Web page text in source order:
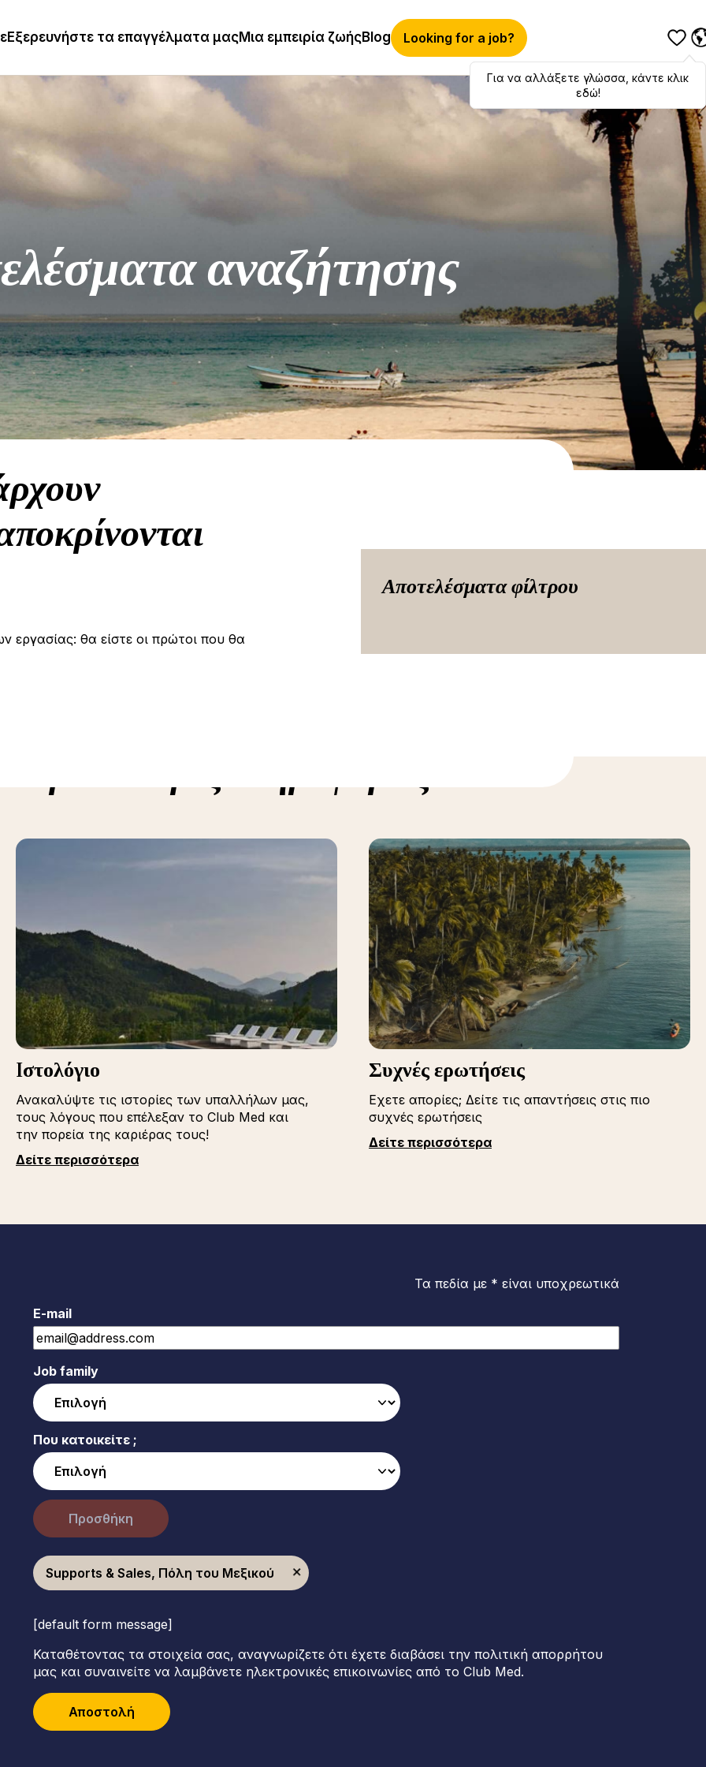
Εξερευνήστε τα επαγγέλματα μαςΜια εμπειρία ζωήςBlog Looking for a job?
Hola,bonjour ,ciao! To switch
languages, click here!
Για να αλλάξετε γλώσσα, κάντε κλικ
εδώ!
αναζήτησης
εργασίας: θα είστε οι πρώτοι που θα
Αποτελέσματα φίλτρου
περισσότερες πληροφορίες
Iστολόγιο
Ανακαλύψτε τις ιστορίες των υπαλλήλων μας,
τους λόγους που επέλεξαν το Club Med και
την πορεία της καριέρας τους!
Δείτε περισσότερα
Συχνές ερωτήσεις
Εχετε απορίες; Δείτε τις απαντήσεις στις πιο
συχνές ερωτήσεις
Δείτε περισσότερα
Τα πεδία με * είναι υποχρεωτικά
E-mail
Job family
Που κατοικείτε ;
Προσθήκη
Supports & Sales, Πόλη του Μεξικού
[default form message]
Καταθέτοντας τα στοιχεία σας, αναγνωρίζετε ότι έχετε διαβάσει την πολιτική απορρήτου
μας και συναινείτε να λαμβάνετε ηλεκτρονικές επικοινωνίες από το Club Med.
Αποστολή